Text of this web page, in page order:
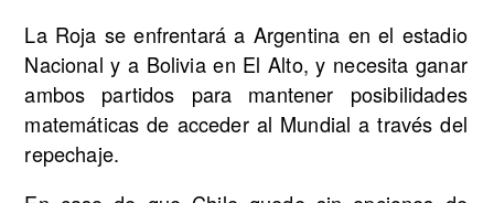
La Roja se enfrentará a Argentina en el estadio
Nacional y a Bolivia en El Alto, y necesita ganar
ambos partidos para mantener posibilidades
matemáticas de acceder al Mundial a través del
repechaje.